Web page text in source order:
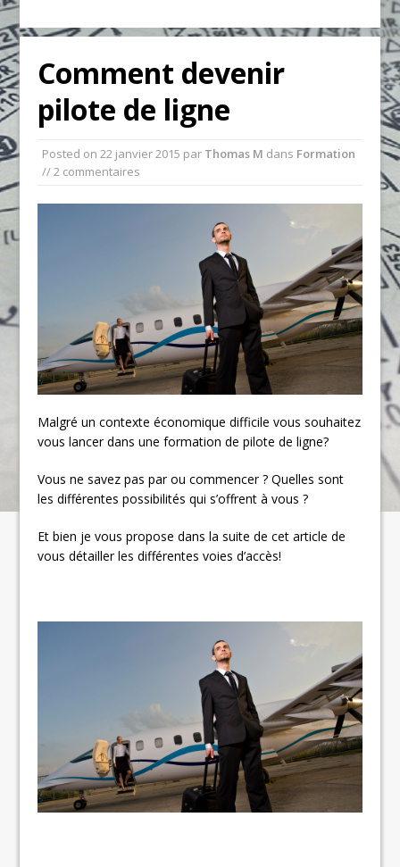
Comment devenir
pilote de ligne
Posted on22 janvier 2015 par Thomas M dans Formation
// 2 commentaires
Malgré un contexte économique difficile vous souhaitez
vous lancer dans une formation de pilote de ligne?
Vous ne savez pas par ou commencer ? Quelles sont
les différentes possibilités qui s’offrent à vous ?
Et bien je vous propose dans la suite de cet article de
vous détailler les différentes voies d’accès!